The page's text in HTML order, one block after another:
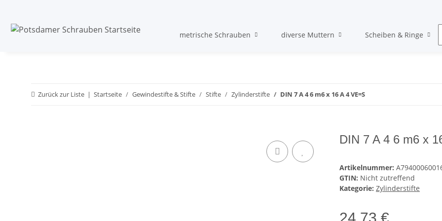
metrische Schrauben diverse Muttern Scheiben & Ringe
Zurück zur Liste Startseite Gewindestifte & Stifte Stifte Zylinderstifte DIN 7 A 4 6 m6 x 16 A 4 VE=S
DIN 7 A 4 6 m6 x
Artikelnummer:
GTIN: Nicht zutreffend
Kategorie: Zylinderstifte